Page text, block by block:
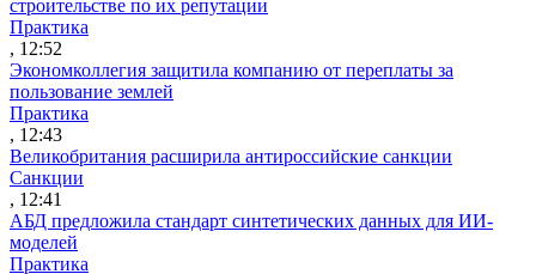
строительстве по их репутации
Практика
, 12:52
Экономколлегия защитила компанию от переплаты за
пользование землей
Практика
, 12:43
Великобритания расширила антироссийские санкции
Санкции
, 12:41
АБД предложила стандарт синтетических данных для ИИ-
моделей
Практика